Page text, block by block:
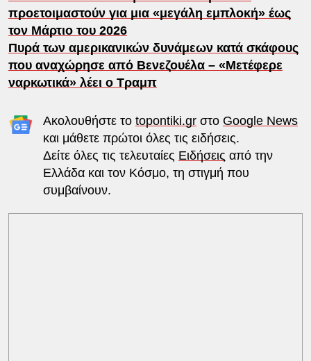
προετοιμαστούν για μια «μεγάλη εμπλοκή» έως
τον Μάρτιο του 2026
Πυρά των αμερικανικών δυνάμεων κατά σκάφους
που αναχώρησε από Βενεζουέλα – «Μετέφερε
ναρκωτικά» λέει ο Τραμπ
Ακολουθήστε το topontiki.grστο Google News
και μάθετε πρώτοι όλες τις ειδήσεις.
Δείτε όλες τις τελευταίες Ειδήσεις από την
Ελλάδα και τον Κόσμο, τη στιγμή που
συμβαίνουν.